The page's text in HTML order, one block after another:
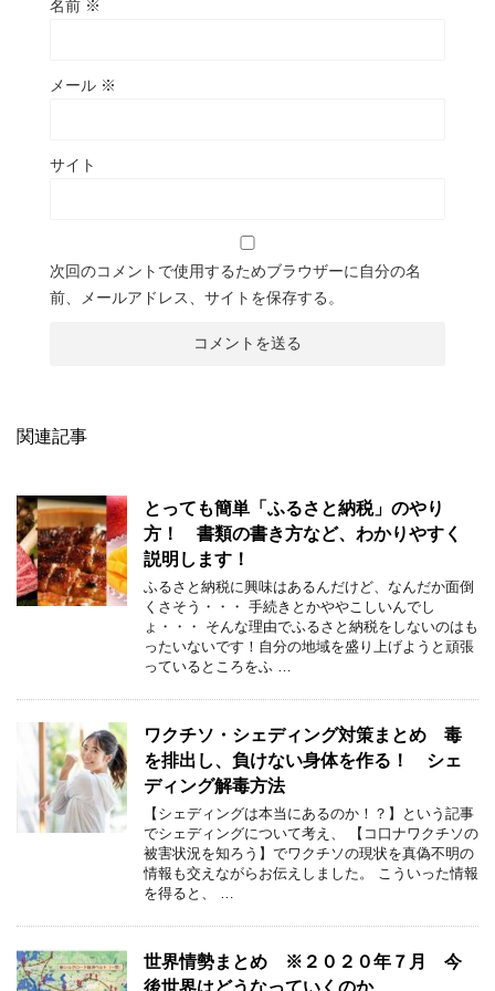
名前 ※
メール ※
サイト
次回のコメントで使用するためブラウザーに自分の名
前、メールアドレス、サイトを保存する。
関連記事
とっても簡単「ふるさと納税」のやり
方！ 書類の書き方など、わかりやすく
説明します！
ふるさと納税に興味はあるんだけど、なんだか面倒
くさそう・・・ 手続きとかややこしいんでし
ょ・・・ そんな理由でふるさと納税をしないのはも
ったいないです！自分の地域を盛り上げようと頑張
っているところをふ …
ワクチソ・シェディング対策まとめ 毒
を排出し、負けない身体を作る！ シェ
ディング解毒方法
【シェディングは本当にあるのか！？】という記事
でシェディングについて考え、 【コ口ナワクチソの
被害状況を知ろう】でワクチソの現状を真偽不明の
情報も交えながらお伝えしました。 こういった情報
を得ると、 …
世界情勢まとめ ※２０２０年７月 今
後世界はどうなっていくのか